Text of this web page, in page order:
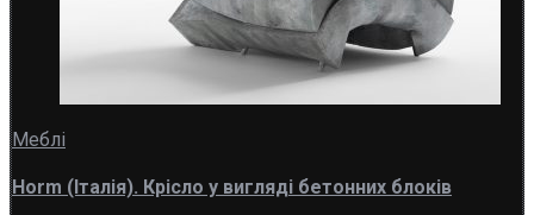
Меблі
Horm (Італія). Крісло у вигляді бетонних блоків